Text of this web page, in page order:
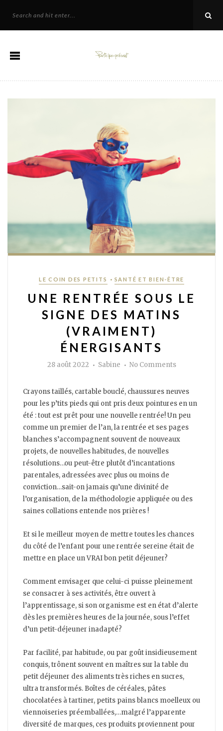
Categories
LE COIN DES PETITS • SANTÉ ET BIEN-ÊTRE
UNE RENTRÉE SOUS LE
SIGNE DES MATINS
(VRAIMENT)
ÉNERGISANTS
28 août 2022 Author
Sabine No Commentson
le
des
(vraiment)
Crayons taillés, cartable bouclé, chaussures neuves
pour les p’tits pieds qui ont pris deux pointures en un
été : tout est prêt pour une nouvelle rentrée! Un peu
comme un premier de l’an, la rentrée et ses pages
blanches s’accompagnent souvent de nouveaux
projets, de nouvelles habitudes, de nouvelles
résolutions…ou peut-être plutôt d’incantations
parentales, adressées avec plus ou moins de
conviction…sait-on jamais qu’une divinité de
l’organisation, de la méthodologie appliquée ou des
saines collations entende nos prières !
Et si le meilleur moyen de mettre toutes les chances
du côté de l’enfant pour une rentrée sereine était de
mettre en place un VRAI bon petit déjeuner?
Comment envisager que celui-ci puisse pleinement
se consacrer à ses activités, être ouvert à
l’apprentissage, si son organisme est en état d’alerte
dès les premières heures de la journée, sous l’effet
d’un petit-déjeuner inadapté?
Par facilité, par habitude, ou par goût insidieusement
conquis, trônent souvent en maîtres sur la table du
petit déjeuner des aliments très riches en sucres,
ultra transformés. Boîtes de céréales, pâtes
chocolatées à tartiner, petits pains blancs moelleux ou
viennoiseries préemballées,…malgré l’apparente
diversité de marques, ces produits proviennent pour